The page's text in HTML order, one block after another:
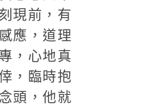
現前，有
應，道理
，心地真
，臨時抱
頭，他就